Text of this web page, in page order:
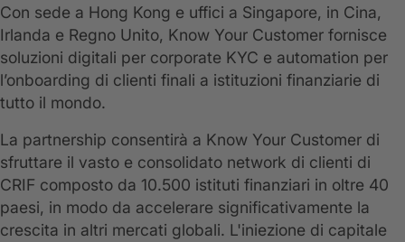
Con sede a Hong Kong e uffici a Singapore, in Cina,
Irlanda e Regno Unito, Know Your Customer fornisce
soluzioni digitali per corporate KYC e automation per
l’onboarding di clienti finali a istituzioni finanziarie di
tutto il mondo.
La partnership consentirà a Know Your Customer di
sfruttare il vasto e consolidato network di clienti di
CRIF composto da 10.500 istituti finanziari in oltre 40
paesi, in modo da accelerare significativamente la
crescita in altri mercati globali. L'iniezione di capitale